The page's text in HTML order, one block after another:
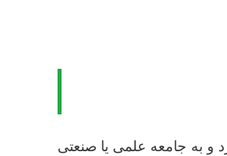
و به جامعه علمی یا صنعتی